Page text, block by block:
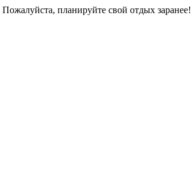
планируйте свой отдых заранее!